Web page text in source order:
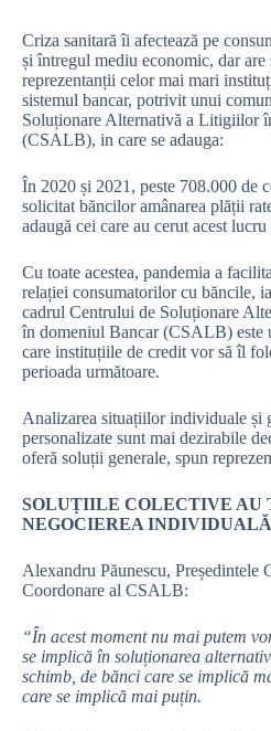
Criza sanitară îi afectează pe
și întregul mediu economic, dar are
reprezentanții celor mai mari
sistemul bancar, potrivit unui
Soluționare Alternativă a Litigiilor
(CSALB), in care se adauga:
În 2020 și 2021, peste 708.000 de
solicitat băncilor amânarea plății
adaugă cei care au cerut acest
Cu toate acestea, pandemia a
relației consumatorilor cu băncile,
cadrul Centrului de Soluționare
în domeniul Bancar (CSALB) este
care instituțiile de credit vor să îl
perioada următoare.
Analizarea situațiilor individuale și
personalizate sunt mai dezirabile
oferă soluții generale, spun
SOLUȚIILE COLECTIVE AU
NEGOCIEREA
Alexandru Păunescu, Președintele
Coordonare al CSALB:
“În acest moment nu mai putem
se implică în soluționarea
schimb, de bănci care se implică
care se implică mai puțin.